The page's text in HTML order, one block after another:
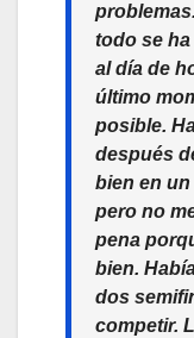
todo se
al día de
último
posible.
después
bien en
pero no
pena
bien.
dos
competir.